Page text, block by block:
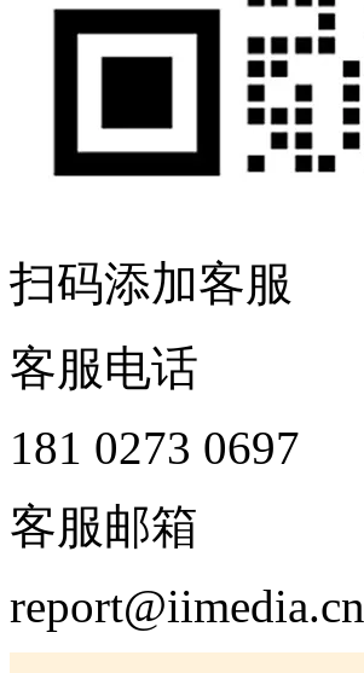
扫码添加客服
客服电话
181 0273 0697
客服邮箱
report@iimedia.cn